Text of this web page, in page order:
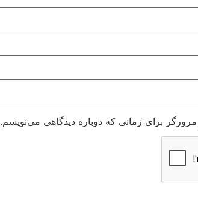
برای زمانی که دوباره دیدگاهی می‌نویسم.